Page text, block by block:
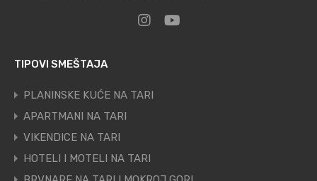
TIPOVI SMEŠTAJA
PLANINSKE KUĆE NA TARI
APARTMANI NA TARI
VIKENDICE NA TARI
HOTELI I MOTELI NA TARI